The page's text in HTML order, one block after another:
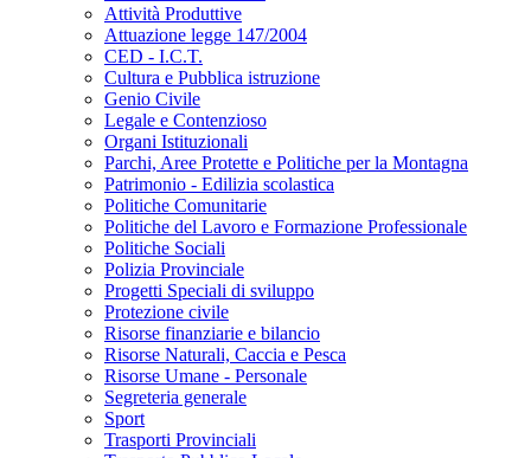
Attività Produttive
Attuazione legge 147/2004
CED - I.C.T.
Cultura e Pubblica istruzione
Genio Civile
Legale e Contenzioso
Organi Istituzionali
Parchi, Aree Protette e Politiche per la Montagna
Patrimonio - Edilizia scolastica
Politiche Comunitarie
Politiche del Lavoro e Formazione Professionale
Politiche Sociali
Polizia Provinciale
Progetti Speciali di sviluppo
Protezione civile
Risorse finanziarie e bilancio
Risorse Naturali, Caccia e Pesca
Risorse Umane - Personale
Segreteria generale
Sport
Trasporti Provinciali